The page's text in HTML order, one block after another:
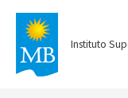
Instituto